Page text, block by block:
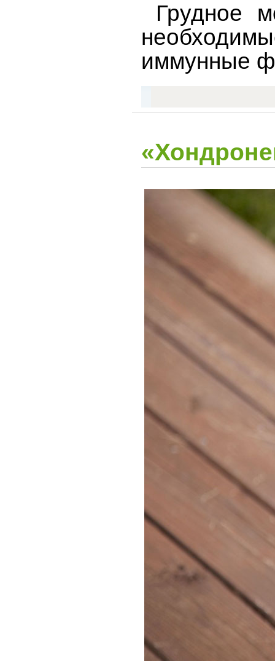
Грудное
иммунные